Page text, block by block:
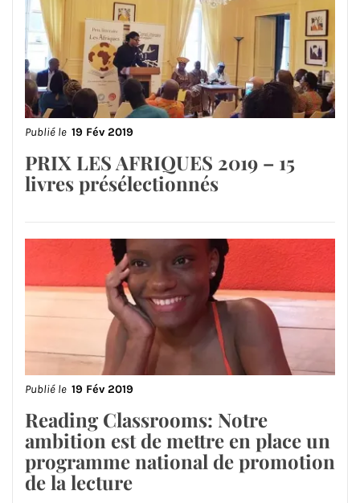
Publié le 19 Fév 2019
PRIX LES AFRIQUES 2019 – 15
livres présélectionnés
Publié le 19 Fév 2019
Reading Classrooms: Notre
ambition est de mettre en place un
programme national de promotion
de la lecture